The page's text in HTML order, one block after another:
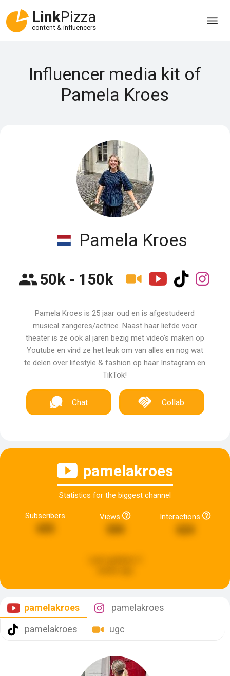
LinkPizza
content & influencers
Influencer media kit of
Pamela Kroes
Pamela Kroes
50k - 150k
Pamela Kroes is 25 jaar oud en is afgestudeerd
musical zangeres/actrice. Naast haar liefde voor
theater is ze ook al jaren bezig met video's maken op
Youtube en vind ze het leuk om van alles en nog wat
te delen over lifestyle & fashion op haar Instagram en
TikTok!
Chat Collab
pamelakroes
Statistics for the biggest channel
Subscribers Views Interactions
pamelakroes
pamelakroes
pamelakroes
ugc